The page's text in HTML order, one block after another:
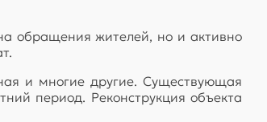
обращения жителей, но и активно
и многие другие. Существующая
период. Реконструкция объекта